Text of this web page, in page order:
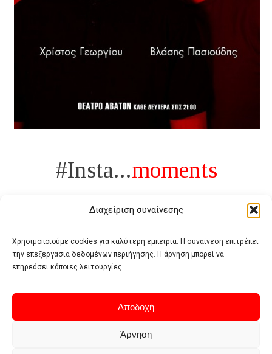
Διαχείριση συναίνεσης
Χρησιμοποιούμε cookies για καλύτερη εμπειρία. Η συναίνεση επιτρέπει
την επεξεργασία δεδομένων περιήγησης. Η άρνηση μπορεί να
επηρεάσει κάποιες λειτουργίες.
Αποδοχή
Άρνηση
#Insta...moments
Πολυτέλεια δεν είναι το αντίθετο της ανέχειας, είναι το αντίθετο της